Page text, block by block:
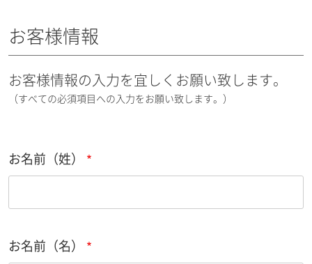
お客様情報
お客様情報の入力を宜しくお願い致します。
（すべての必須項目への入力をお願い致します。）
お名前（姓）
お名前（名）